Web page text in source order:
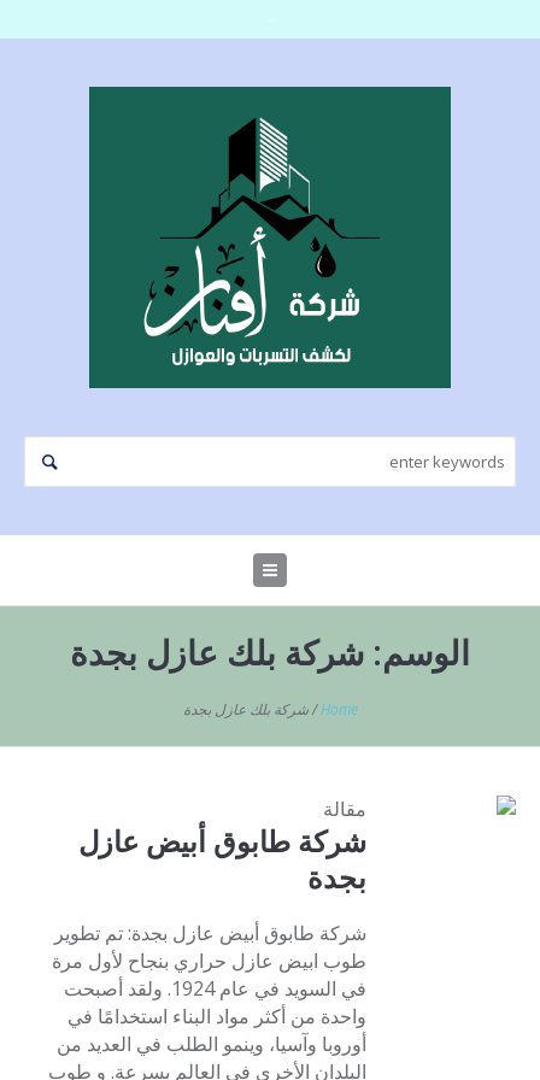
الوسم: شركة بلك عازل بجدة
Home
/شركة بلك عازل بجدة
مقالة
شركة طابوق أبيض عازل
بجدة
شركة طابوق أبيض عازل بجدة: تم تطوير
طوب ابيض عازل حراري بنجاح لأول مرة
في السويد في عام 1924. ولقد أصبحت
واحدة من أكثر مواد البناء استخدامًا في
أوروبا وآسيا، وينمو الطلب في العديد من
البلدان الأخرى في العالم بسرعة. و طوب